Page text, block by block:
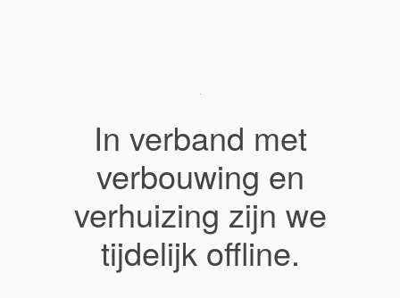
In verband met
verbouwing en
verhuizing zijn we
tijdelijk offline.